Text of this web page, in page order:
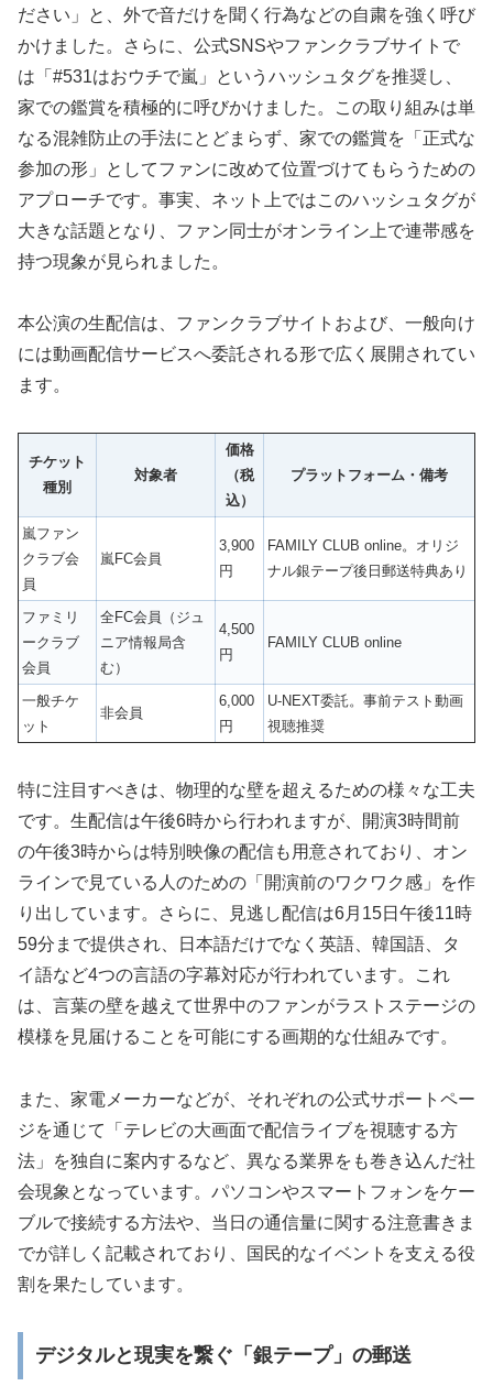
ださい」と、外で音だけを聞く行為などの自粛を強く呼び
かけました。さらに、公式SNSやファンクラブサイトで
は「#531はおウチで嵐」というハッシュタグを推奨し、
家での鑑賞を積極的に呼びかけました。この取り組みは単
なる混雑防止の手法にとどまらず、家での鑑賞を「正式な
参加の形」としてファンに改めて位置づけてもらうための
アプローチです。事実、ネット上ではこのハッシュタグが
大きな話題となり、ファン同士がオンライン上で連帯感を
持つ現象が見られました。
本公演の生配信は、ファンクラブサイトおよび、一般向け
には動画配信サービスへ委託される形で広く展開されてい
ます。
チケット
種別
対象者
価格
（税
込）
プラットフォーム・備考
嵐ファン
クラブ会
員
嵐FC会員
3,900
円
FAMILY CLUB online。オリジ
ナル銀テープ後日郵送特典あり
ファミリ
ークラブ
会員
全FC会員（ジュ
ニア情報局含
む）
4,500
円
FAMILY CLUB online
一般チケ
ット
非会員
6,000
円
U-NEXT委託。事前テスト動画
視聴推奨
特に注目すべきは、物理的な壁を超えるための様々な工夫
です。生配信は午後6時から行われますが、開演3時間前
の午後3時からは特別映像の配信も用意されており、オン
ラインで見ている人のための「開演前のワクワク感」を作
り出しています。さらに、見逃し配信は6月15日午後11時
59分まで提供され、日本語だけでなく英語、韓国語、タ
イ語など4つの言語の字幕対応が行われています。これ
は、言葉の壁を越えて世界中のファンがラストステージの
模様を見届けることを可能にする画期的な仕組みです。
また、家電メーカーなどが、それぞれの公式サポートペー
ジを通じて「テレビの大画面で配信ライブを視聴する方
法」を独自に案内するなど、異なる業界をも巻き込んだ社
会現象となっています。パソコンやスマートフォンをケー
ブルで接続する方法や、当日の通信量に関する注意書きま
でが詳しく記載されており、国民的なイベントを支える役
割を果たしています。
デジタルと現実を繋ぐ「銀テープ」の郵送